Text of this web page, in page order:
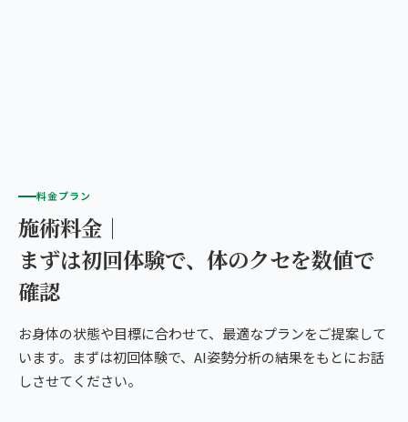
料金プラン
施術料金｜
まずは初回体験で、体のクセを数値で
確認
お身体の状態や目標に合わせて、最適なプランをご提案して
います。まずは初回体験で、AI姿勢分析の結果をもとにお話
しさせてください。